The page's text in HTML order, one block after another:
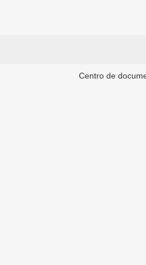
Centro de